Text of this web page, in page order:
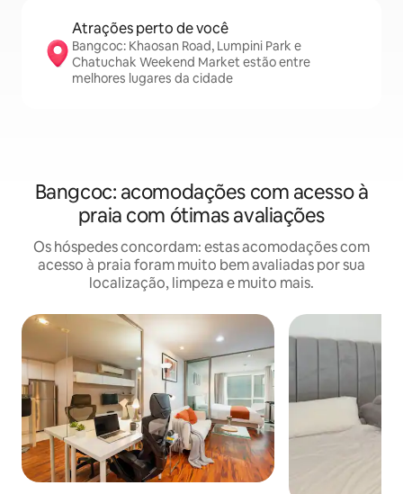
Atrações perto de você
Bangcoc: Khaosan Road, Lumpini Park e
Chatuchak Weekend Market estão entre
melhores lugares da cidade
Bangcoc: acomodações com acesso à
praia com ótimas avaliações
Os hóspedes concordam: estas acomodações com
acesso à praia foram muito bem avaliadas por sua
localização, limpeza e muito mais.